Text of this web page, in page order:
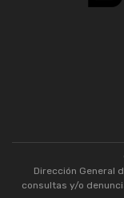
Dirección General
consultas y/o